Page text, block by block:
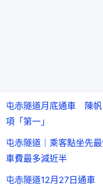
屯赤隧道月底通車 陳帆
項「第一」
屯赤隧道｜乘客點坐先
車費最多減近半
屯赤隧道12月27日通